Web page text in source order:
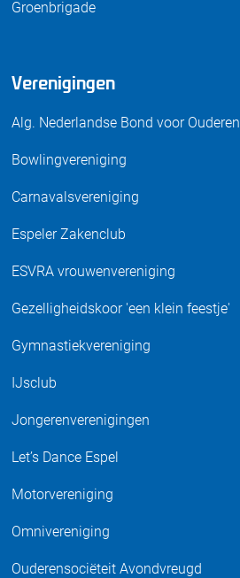
Groenbrigade
Verenigingen
Alg. Nederlandse Bond voor Ouderen
Bowlingvereniging
Carnavalsvereniging
Espeler Zakenclub
ESVRA vrouwenvereniging
Gezelligheidskoor 'een klein feestje'
Gymnastiekvereniging
IJsclub
Jongerenverenigingen
Let’s Dance Espel
Motorvereniging
Omnivereniging
Ouderensociëteit Avondvreugd